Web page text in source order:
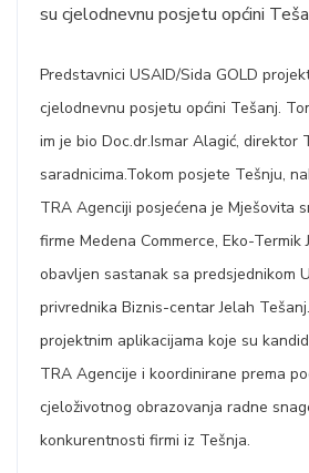
su cjelodnevnu posjetu općini
Predstavnici USAID/Sida GOLD
cjelodnevnu posjetu općini Tešanj.
im je bio Doc.dr.Ismar Alagić, direktor
saradnicima.Tokom posjete Tešnju,
TRA Agenciji posjećena je Mješovita
firme Medena Commerce, Eko-Termik
obavljen sastanak sa predsjednikom
privrednika Biznis-centar Jelah
projektnim aplikacijama koje su
TRA Agencije i koordinirane prema
cjeloživotnog obrazovanja radne
konkurentnosti firmi iz Tešnja.